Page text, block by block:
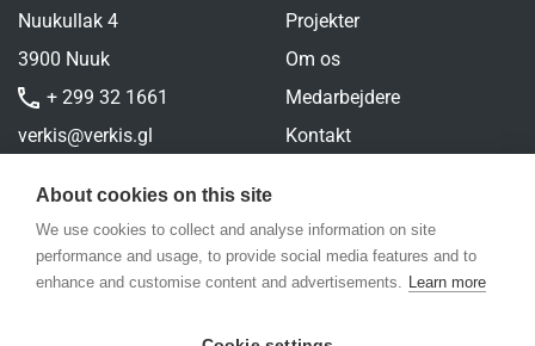
Nuukullak 4
3900 Nuuk
+ 299 32 1661
verkis@verkis.gl
Projekter
Om os
Medarbejdere
Kontakt
About cookies on this site
We use cookies to collect and analyse information on site
performance and usage, to provide social media features and to
enhance and customise content and advertisements. Learn more